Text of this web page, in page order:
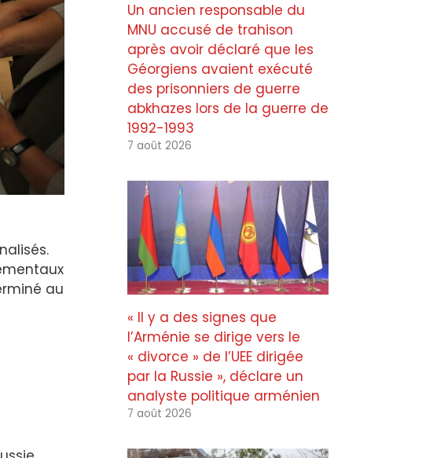
au
Un ancien responsable du
MNU accusé de trahison
après avoir déclaré que les
Géorgiens avaient exécuté
des prisonniers de guerre
abkhazes lors de la guerre de
1992-1993
7 août 2026
« Il y a des signes que
l’Arménie se dirige vers le
« divorce » de l’UEE dirigée
par la Russie », déclare un
analyste politique arménien
7 août 2026